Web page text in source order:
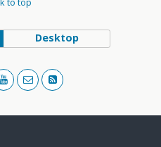
Desktop